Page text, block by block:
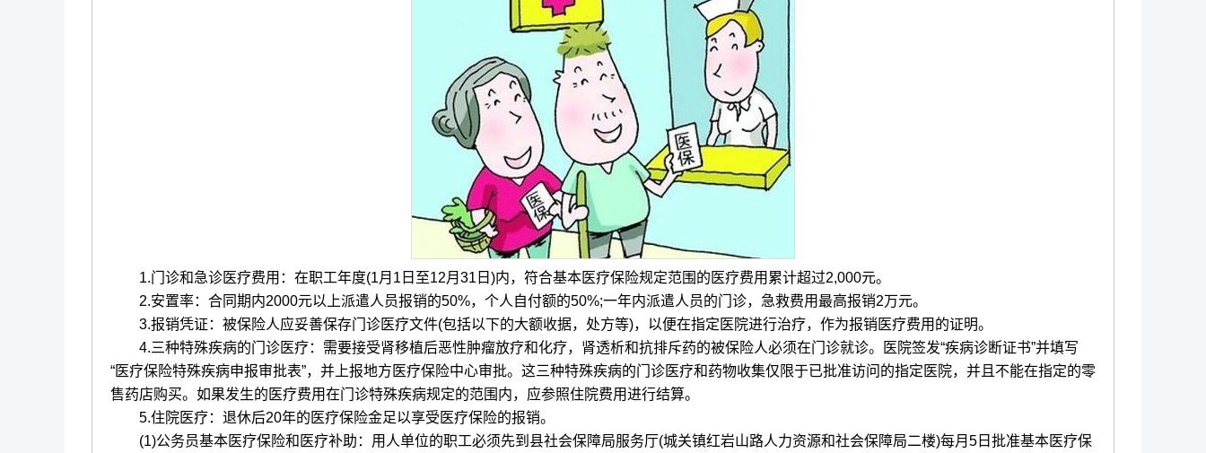
1.门诊和急诊医疗费用：在职工年度(1月1日至12月31日)内，符合基本医疗保险规定范围的医疗费用累计超过2,000元。
2.安置率：合同期内2000元以上派遣人员报销的50%，个人自付额的50%;一年内派遣人员的门诊，急救费用最高报销2万元。
3.报销凭证：被保险人应妥善保存门诊医疗文件(包括以下的大额收据，处方等)，以便在指定医院进行治疗，作为报销医疗费用的证明。
4.三种特殊疾病的门诊医疗：需要接受肾移植后恶性肿瘤放疗和化疗，肾透析和抗排斥药的被保险人必须在门诊就诊。医院签发“疾病诊断证书”并填写
“医疗保险特殊疾病申报审批表”，并上报地方医疗保险中心审批。这三种特殊疾病的门诊医疗和药物收集仅限于已批准访问的指定医院，并且不能在指定的零
售药店购买。如果发生的医疗费用在门诊特殊疾病规定的范围内，应参照住院费用进行结算。
5.住院医疗：退休后20年的医疗保险金足以享受医疗保险的报销。
(1)公务员基本医疗保险和医疗补助：用人单位的职工必须先到县社会保障局服务厅(城关镇红岩山路人力资源和社会保障局二楼)每月5日批准基本医疗保